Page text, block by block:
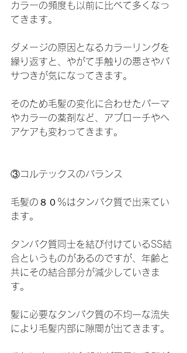
カラーの頻度も以前に比べて多くなっ
てきます。
ダメージの原因となるカラーリングを
繰り返すと、やがて手触りの悪さやパ
サつきが気になってきます。
そのため毛髪の変化に合わせたパーマ
やカラーの薬剤など、アプローチやヘ
アケアも変わってきます。
③コルテックスのバランス
毛髪の８０％はタンパク質で出来てい
ます。
タンパク質同士を結び付けているSS結
合というものがあるのですが、年齢と
共にその結合部分が減少していきま
す。
髪に必要なタンパク質の不均一な流失
により毛髪内部に隙間が出てきます。